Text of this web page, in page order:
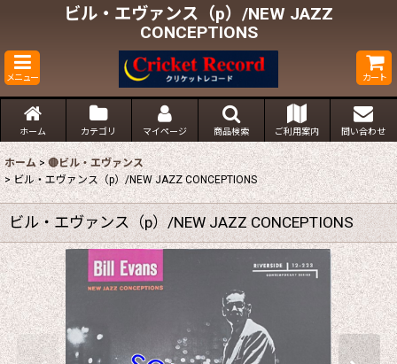
ビル・エヴァンス（p）/NEW JAZZ
CONCEPTIONS
メニュー カート
ホーム カテゴリ マイページ 商品検索 ご利用案内 問い合わせ
ホーム > 🔴ビル・エヴァンス
> ビル・エヴァンス（p）/NEW JAZZ CONCEPTIONS
ビル・エヴァンス（p）/NEW JAZZ CONCEPTIONS